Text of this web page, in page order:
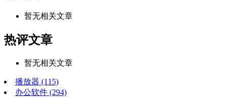
暂无相关文章
热评文章
暂无相关文章
播放器 (115)
办公软件 (294)